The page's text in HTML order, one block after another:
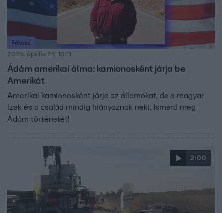
Fókusz
2025. április 24. 10:11
Ádám amerikai álma: kamionosként járja be
Amerikát
Amerikai kamionosként járja az államokat, de a magyar
ízek és a család mindig hiányoznak neki. Ismerd meg
Ádám történetét!
2:00